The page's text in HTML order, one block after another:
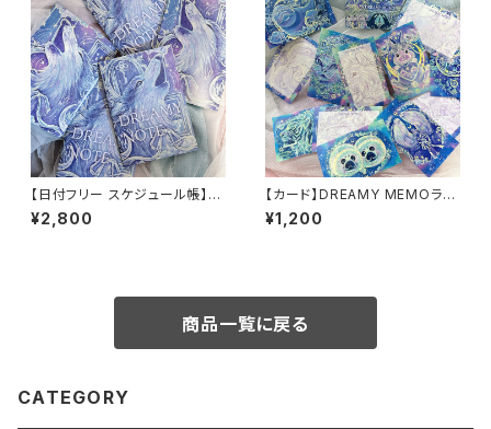
【日付フリー スケジュール帳】D
REAMY NOTE(オオカミ)
¥2,800
【カード】DREAMY MEMOラン
ダム10枚セット
¥1,200
商品一覧に戻る
CATEGORY